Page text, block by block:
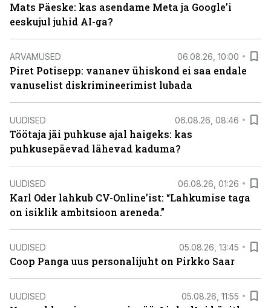
Mats Päeske: kas asendame Meta ja Google’i
eeskujul juhid AI-ga?
ARVAMUSED 06.08.26, 10:00
Piret Potisepp: vananev ühiskond ei saa endale
vanuselist diskrimineerimist lubada
UUDISED 06.08.26, 08:46
Töötaja jäi puhkuse ajal haigeks: kas
puhkusepäevad lähevad kaduma?
UUDISED 06.08.26, 01:26
Karl Oder lahkub CV-Online’ist: “Lahkumise taga
on isiklik ambitsioon areneda.”
UUDISED 05.08.26, 13:45
Coop Panga uus personalijuht on Pirkko Saar
UUDISED 05.08.26, 11:55